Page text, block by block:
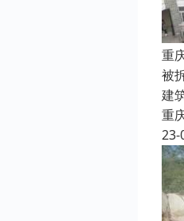
重
被
建
重
23-